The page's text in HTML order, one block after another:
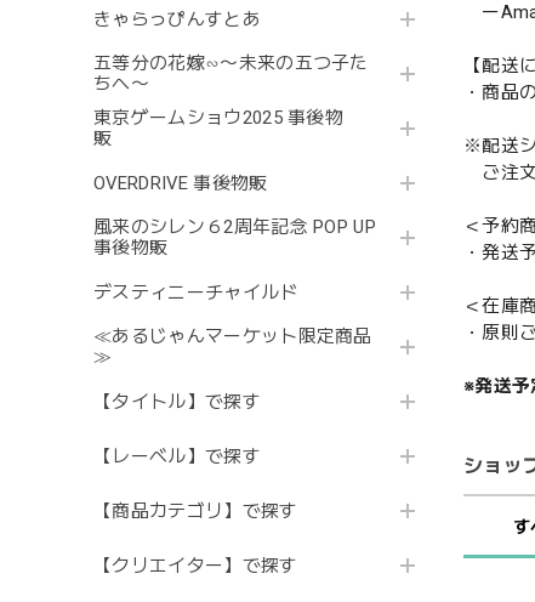
きゃらっぴんすとあ
五等分の花嫁∽〜未来の五つ子た
ちへ〜
東京ゲームショウ2025 事後物
販
OVERDRIVE 事後物販
風来のシレン６2周年記念 POP UP
事後物販
デスティニーチャイルド
≪あるじゃんマーケット限定商品
≫
【タイトル】で探す
【レーベル】で探す
【商品カテゴリ】で探す
【クリエイター】で探す
ー
【配送
・商品
※配送
ご注文
＜予約
・発送
＜在庫
・原則
※発送予
ショッ
す